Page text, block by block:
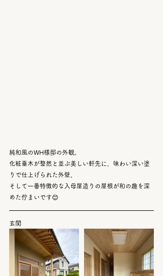
純和風のWH様邸の外観。
化粧垂木が整然と並ぶ美しい軒先に、味わい深い塗
りで仕上げられた外壁、
そして一番特徴的な入母屋造りの屋根が和の趣を深
めた佇まいです😊
玄関